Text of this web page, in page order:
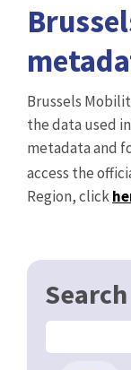
Brussels
the data used
metadata and
access the
Region, click
Search